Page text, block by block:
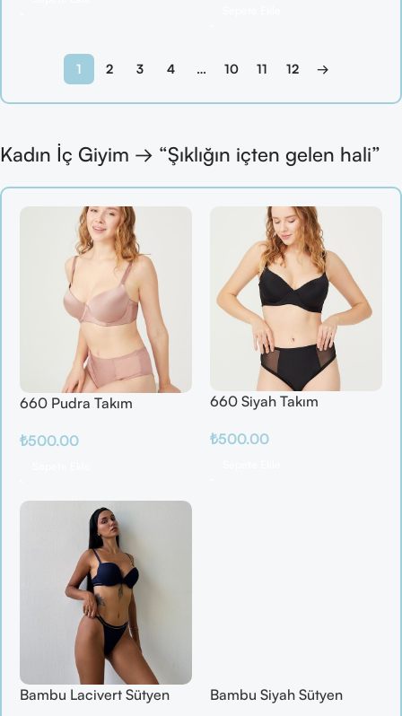
1 2 3 4 … 10 11 12 →
Kadın İç Giyim → “Şıklığın içten gelen hali”
660 Pudra Takım
₺500.00
660 Siyah Takım
₺500.00
Bambu Lacivert Sütyen
Bambu Siyah Sütyen